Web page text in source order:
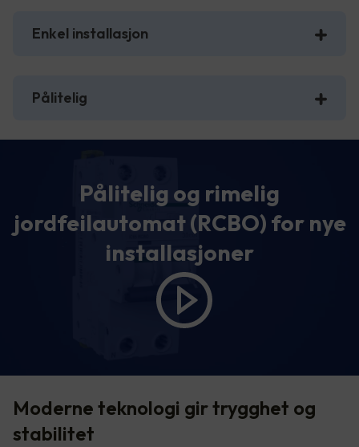
Enkel installasjon
Pålitelig
Pålitelig og rimelig
jordfeilautomat (RCBO) for nye
installasjoner
Moderne teknologi gir trygghet og
stabilitet